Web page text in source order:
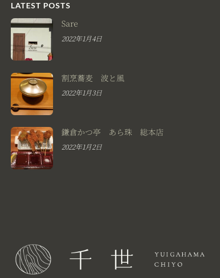
LATEST POSTS
Sare
2022年1月4日
割烹蕎麦 波と風
2022年1月3日
鎌倉かつ亭 あら珠 総本店
2022年1月2日